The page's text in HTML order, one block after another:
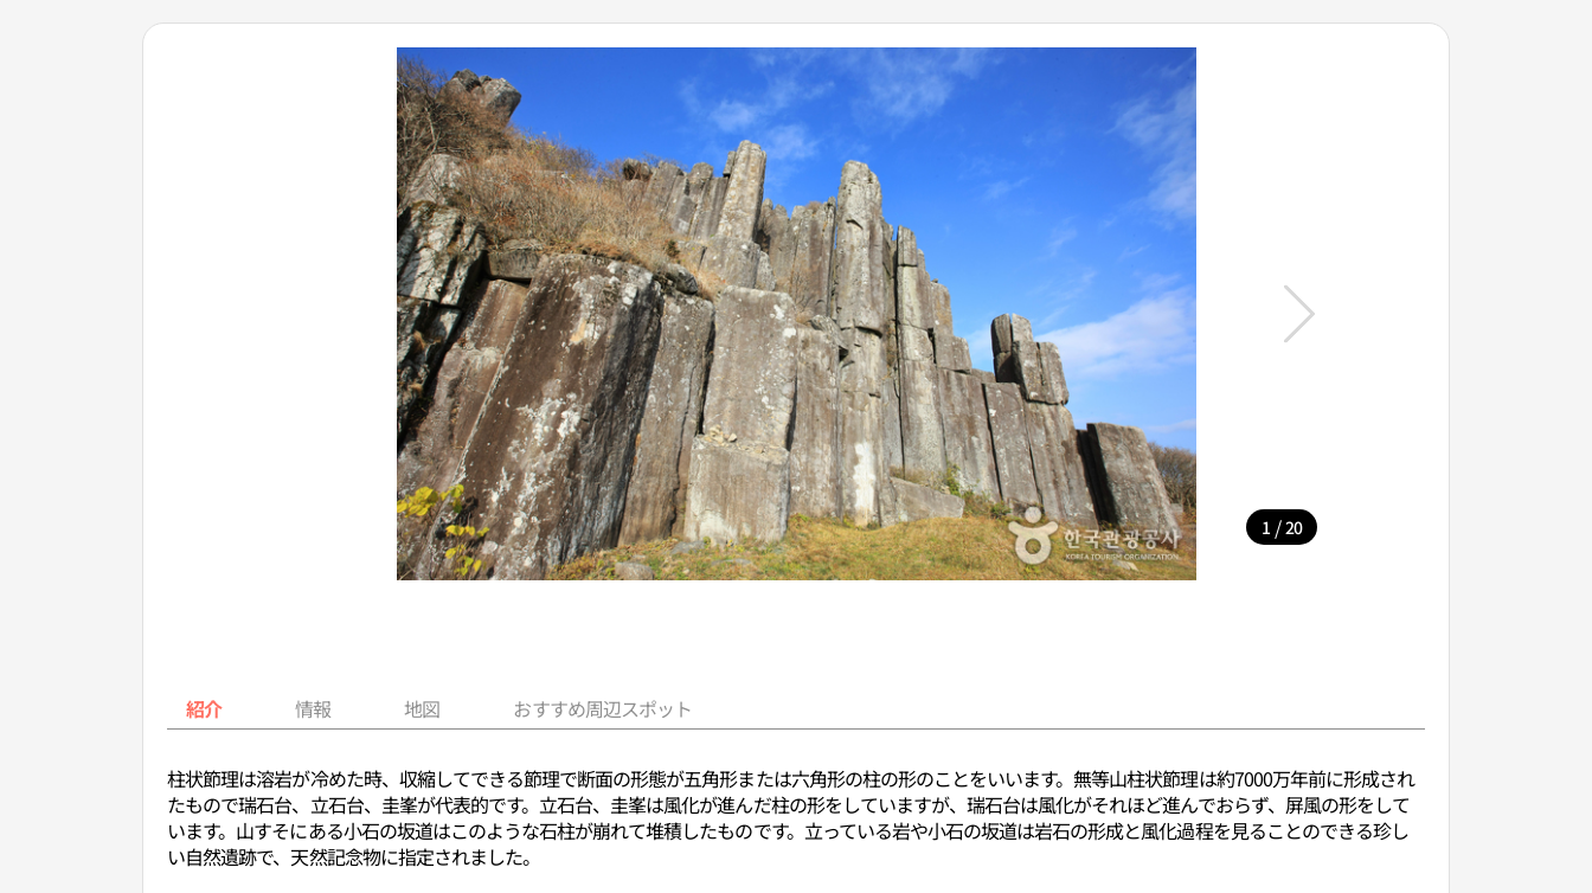
1 / 20
紹介 情報 地図 おすすめ周辺スポット
柱状節理は溶岩が冷めた時、収縮してできる節理で断面の形態が五角形または六角形の柱の形のことをいいます。無等山柱状節理は約7000万年前に形成され
たもので瑞石台、立石台、圭峯が代表的です。立石台、圭峯は風化が進んだ柱の形をしていますが、瑞石台は風化がそれほど進んでおらず、屏風の形をして
います。山すそにある小石の坂道はこのような石柱が崩れて堆積したものです。立っている岩や小石の坂道は岩石の形成と風化過程を見ることのできる珍し
い自然遺跡で、天然記念物に指定されました。